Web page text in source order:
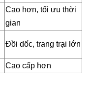
Cao hơn, tối ưu thời
gian
Đồi dốc, trang trại lớn
Cao cấp hơn